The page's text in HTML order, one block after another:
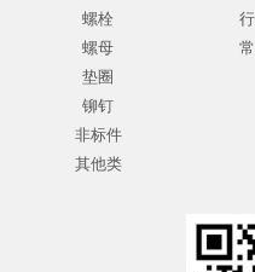
螺栓
螺母
垫圈
铆钉
非标件
其他类